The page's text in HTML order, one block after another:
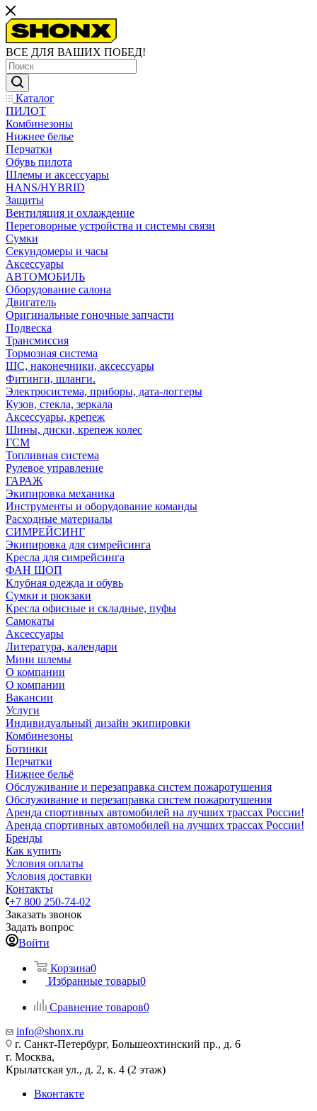
ВСЕ ДЛЯ ВАШИХ ПОБЕД!
Каталог
ПИЛОТ
Комбинезоны
Нижнее белье
Перчатки
Обувь пилота
Шлемы и аксессуары
HANS/HYBRID
Защиты
Вентиляция и охлаждение
Переговорные устройства и системы связи
Сумки
Секундомеры и часы
Аксессуары
АВТОМОБИЛЬ
Оборудование салона
Двигатель
Оригинальные гоночные запчасти
Подвеска
Трансмиссия
Тормозная система
ШС, наконечники, аксессуары
Фитинги, шланги.
Электросистема, приборы, дата-логгеры
Кузов, стекла, зеркала
Аксессуары, крепеж
Шины, диски, крепеж колес
ГСМ
Топливная система
Рулевое управление
ГАРАЖ
Экипировка механика
Инструменты и оборудование команды
Расходные материалы
СИМРЕЙСИНГ
Экипировка для симрейсинга
Кресла для симрейсинга
ФАН ШОП
Клубная одежда и обувь
Сумки и рюкзаки
Кресла офисные и складные, пуфы
Самокаты
Аксессуары
Литература, календари
Мини шлемы
О компании
О компании
Вакансии
Услуги
Индивидуальный дизайн экипировки
Комбинезоны
Ботинки
Перчатки
Нижнее бельё
Обслуживание и перезаправка систем пожаротушения
Обслуживание и перезаправка систем пожаротушения
Аренда спортивных автомобилей на лучших трассах России!
Аренда спортивных автомобилей на лучших трассах России!
Бренды
Как купить
Условия оплаты
Условия доставки
Контакты
+7 800 250-74-02
Заказать звонок
Задать вопрос
Войти
Корзина0
Избранные товары0
Сравнение товаров0
info@shonx.ru
г. Санкт-Петербург, Большеохтинский пр., д. 6
г. Москва,
Крылатская ул., д. 2, к. 4 (2 этаж)
Вконтакте